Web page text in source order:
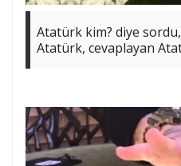
Atatürk kim? diye
Atatürk, cevaplayan